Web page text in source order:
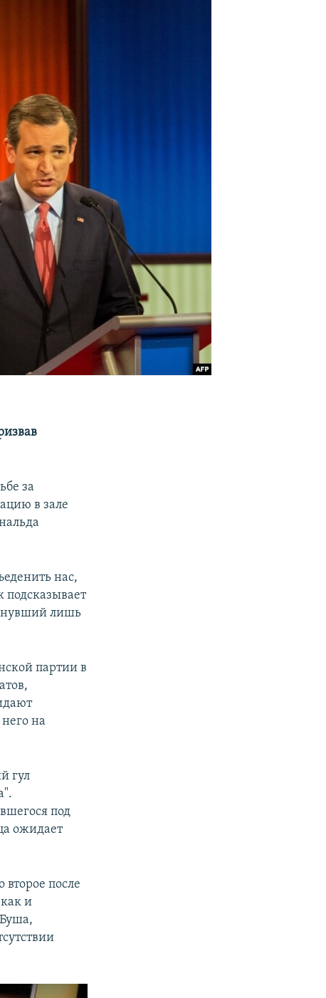
за
в зале
нас,
подсказывает
лишь
партии в
на
гул
под
ожидает
после
и